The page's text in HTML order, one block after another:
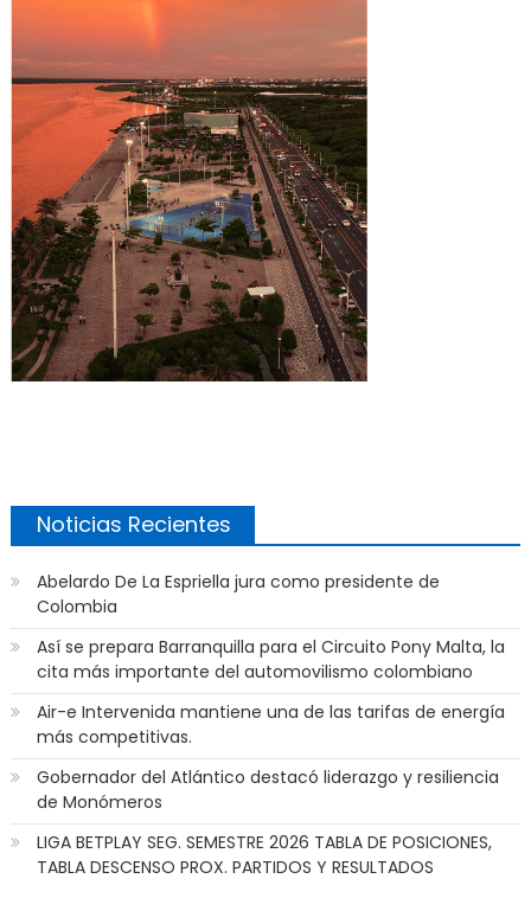
Noticias Recientes
Abelardo De La Espriella jura como presidente de
Colombia
Así se prepara Barranquilla para el Circuito Pony Malta, la
cita más importante del automovilismo colombiano
Air-e Intervenida mantiene una de las tarifas de energía
más competitivas.
Gobernador del Atlántico destacó liderazgo y resiliencia
de Monómeros
LIGA BETPLAY SEG. SEMESTRE 2026 TABLA DE POSICIONES,
TABLA DESCENSO PROX. PARTIDOS Y RESULTADOS